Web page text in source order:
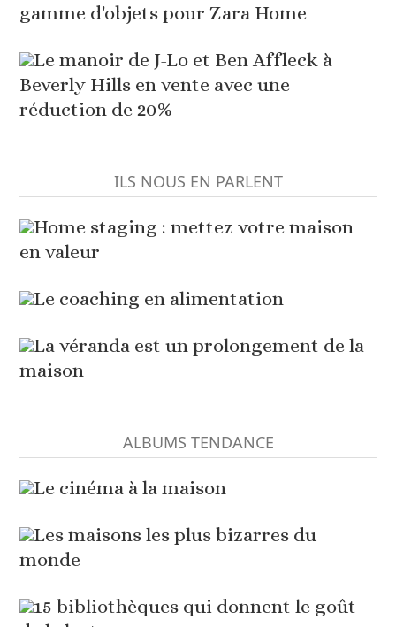
gamme d'objets pour Zara Home
Le manoir de J-Lo et Ben Affleck à
Beverly Hills en vente avec une
réduction de 20%
ILS NOUS EN PARLENT
Home staging : mettez votre maison
en valeur
Le coaching en alimentation
La véranda est un prolongement de la
maison
ALBUMS TENDANCE
Le cinéma à la maison
Les maisons les plus bizarres du
monde
15 bibliothèques qui donnent le goût